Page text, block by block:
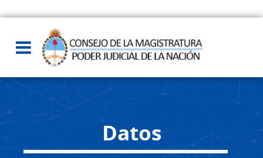
Datos